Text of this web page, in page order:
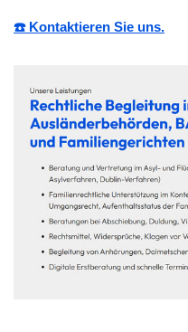
☎️ Kontaktieren Sie uns.